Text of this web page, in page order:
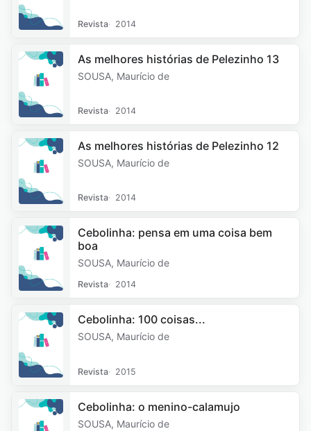
Revista 2014
As melhores histórias de Pelezinho 13
SOUSA, Maurício de
Revista 2014
As melhores histórias de Pelezinho 12
SOUSA, Maurício de
Revista 2014
Cebolinha: pensa em uma coisa bem
boa
SOUSA, Maurício de
Revista 2014
Cebolinha: 100 coisas...
SOUSA, Maurício de
Revista 2015
Cebolinha: o menino-calamujo
SOUSA, Maurício de